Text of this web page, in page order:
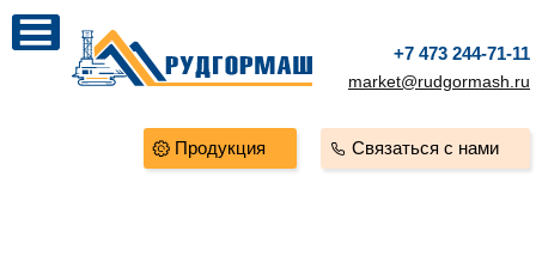
+7 473 244-71-11
market@rudgormash.ru
Связаться с нами
Продукция